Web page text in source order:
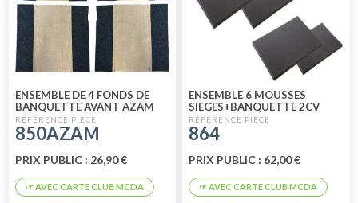
ENSEMBLE DE 4 FONDS DE
BANQUETTE AVANT AZAM
TOILE DE JUTE AVEC RETOUR
FEUTRINE
850AZAM
PRIX PUBLIC : 26,90 €
ENSEMBLE 6 MOUSSES
SIEGES+BANQUETTE 2CV
864
PRIX PUBLIC : 62,00 €